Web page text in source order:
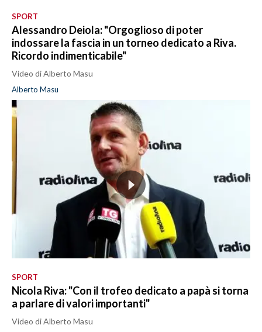
SPORT
Alessandro Deiola: "Orgoglioso di poter
indossare la fascia in un torneo dedicato a Riva.
Ricordo indimenticabile"
Video di Alberto Masu
Alberto Masu
SPORT
Nicola Riva: "Con il trofeo dedicato a papà si torna
a parlare di valori importanti"
Video di Alberto Masu